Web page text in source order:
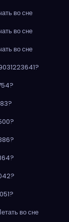
во сне
во сне
во сне
во сне